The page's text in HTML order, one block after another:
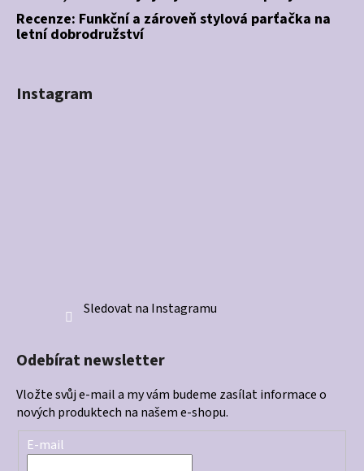
Recenze: Funkční a zároveň stylová parťačka na
letní dobrodružství
Instagram
Sledovat na Instagramu
Odebírat newsletter
Vložte svůj e-mail a my vám budeme zasílat informace o
nových produktech na našem e-shopu.
E-mail